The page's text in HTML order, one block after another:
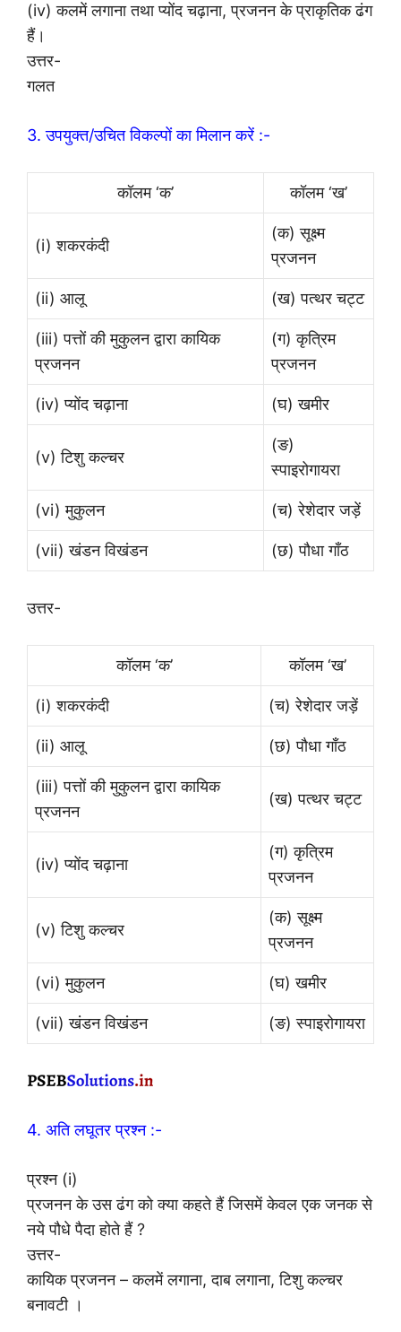
(iv) कलमें लगाना तथा प्योंद चढ़ाना, प्रजनन के प्राकृतिक ढंग
हैं।
उत्तर-
गलत
3. उपयुक्त/उचित विकल्पों का मिलान करें :-
कॉलम ‘क’ कॉलम ‘ख’
(i) शकरकंदी
(क) सूक्ष्म
प्रजनन
(ii) आलू (ख) पत्थर चट्ट
(iii) पत्तों की मुकुलन द्वारा कायिक
प्रजनन
(ग) कृत्रिम
प्रजनन
(iv) प्योंद चढ़ाना (घ) खमीर
(v) टिशु कल्चर
(ङ)
स्पाइरोगायरा
(vi) मुकुलन (च) रेशेदार जड़ें
(vii) खंडन विखंडन (छ) पौधा गाँठ
उत्तर-
कॉलम ‘क’ कॉलम ‘ख’
(i) शकरकंदी (च) रेशेदार जड़ें
(ii) आलू (छ) पौधा गाँठ
(iii) पत्तों की मुकुलन द्वारा कायिक
प्रजनन
(ख) पत्थर चट्ट
(iv) प्योंद चढ़ाना
(ग) कृत्रिम
प्रजनन
(v) टिशु कल्चर
(क) सूक्ष्म
प्रजनन
(vi) मुकुलन (घ) खमीर
(vii) खंडन विखंडन (ङ) स्पाइरोगायरा
4. अति लघूतर प्रश्न :-
प्रश्न (i)
प्रजनन के उस ढंग को क्या कहते हैं जिसमें केवल एक जनक से
नये पौधे पैदा होते हैं ?
उत्तर-
कायिक प्रजनन – कलमें लगाना, दाब लगाना, टिशु कल्चर
बनावटी ।